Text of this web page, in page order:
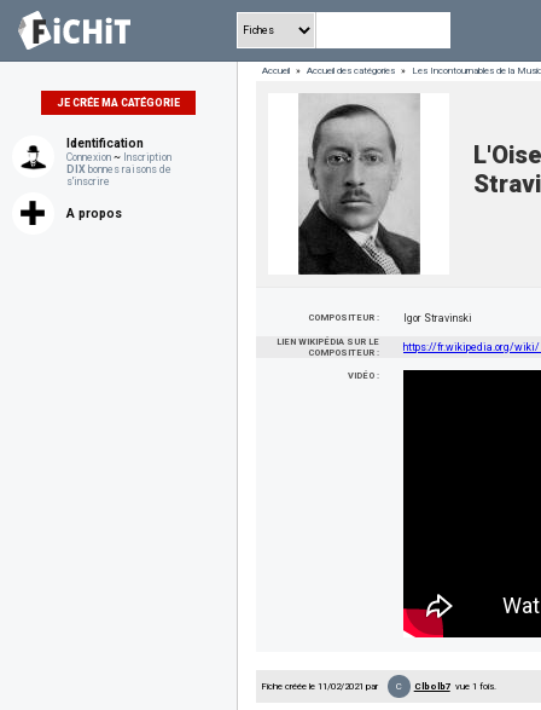
JE CRÉE MA CATÉGORIE
Identification
Connexion ~ Inscription
DIX bonnes raisons de
s'inscrire
A propos
Accueil » Accueil des catégories » Les Incontournables de la
COMPOSITEUR : Igor Stravinski
LIEN WIKIPÉDIA SUR LE
COMPOSITEUR :
https://fr.wikipedia.org/wiki/
VIDÉO :
Fiche créée le 11/02/2021 par C Clbolb7vue 1 fois.